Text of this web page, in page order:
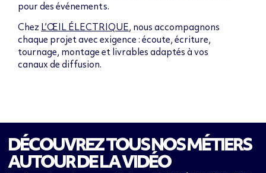
pour des événements.
Chez L’ŒIL ÉLECTRIQUE, nous accompagnons
chaque projet avec exigence : écoute, écriture,
tournage, montage et livrables adaptés à vos
canaux de diffusion.
DÉCOUVREZ TOUS NOS MÉTIERS
AUTOUR DE LA VIDÉO